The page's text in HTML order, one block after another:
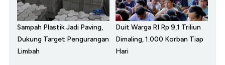
Sampah Plastik Jadi Paving,
Dukung Target Pengurangan
Limbah
Duit Warga RI Rp 9,1 Triliun
Dimaling, 1.000 Korban Tiap
Hari